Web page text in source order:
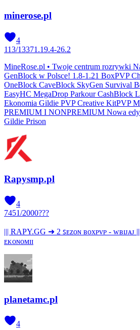
minerose.pl
4
113/13371.19.4-26.2
MineRose.pl • Twoje centrum rozrywki
GenBlock w Polsce! 1.8-1.21 BoxPVP
OneBlock CaveBlock SkyGen Survival
EasyHC MegaDrop Parkour CashBlock
Ekonomia Gildie PVP Creative KitPVP
PREMIUM I NONPREMIUM Nowa
Gildie Prison
Rapysmp.pl
4
7451/2000???
||| RAPY.GG ➜ 2 ꜱᴇᴢᴏɴ ʙᴏxᴘᴠᴘ - ᴡʙɪᴊᴀᴊ
ᴇᴋᴏɴᴏᴍɪɪ
planetamc.pl
4